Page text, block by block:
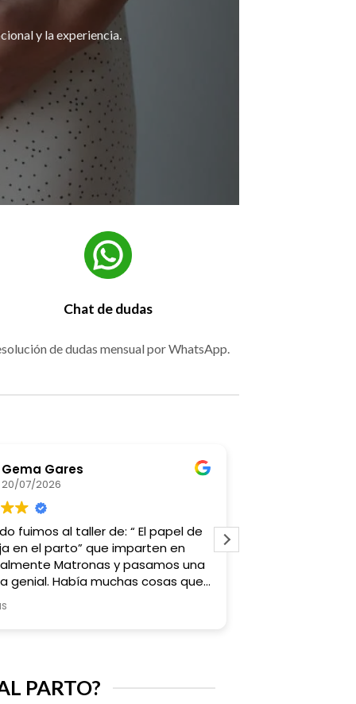
y la experiencia.
Chat de dudas
de dudas mensual por WhatsApp.
de
en
una
que
Laura Oliver
Tanto las clases de AIPAP de
matronatación como el curso de
preparación al parto me han resultado
muy útiles. Fue una muy buena decisión
PARTO?